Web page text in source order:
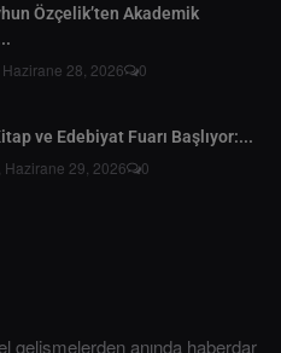
Özçelik’ten Akademik
28, 2026 0
ve Edebiyat Fuarı Başlıyor:...
Hazirane 29, 2026 0
gelişmelerden anında haberdar